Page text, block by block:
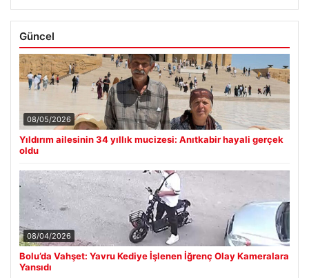
Güncel
08/05/2026
Yıldırım ailesinin 34 yıllık mucizesi: Anıtkabir hayali gerçek
oldu
08/04/2026
Bolu’da Vahşet: Yavru Kediye İşlenen İğrenç Olay Kameralara
Yansıdı